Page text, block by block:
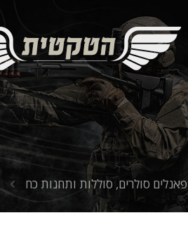
פאנלים סולרים, סוללות ותחנות כח